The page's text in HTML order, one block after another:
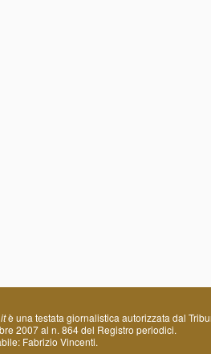
è una testata giornalistica autorizzata dal
2007 al n. 864 del Registro periodici.
Fabrizio Vincenti.